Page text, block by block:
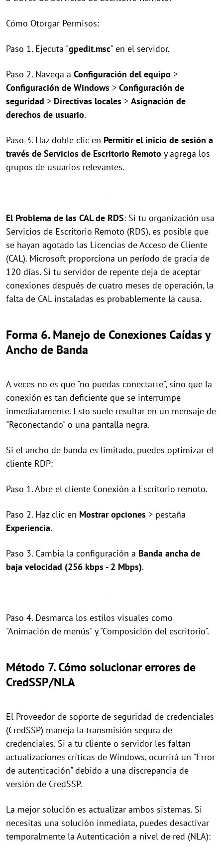
Cómo Otorgar Permisos:
Paso 1. Ejecuta "gpedit.msc" en el servidor.
Paso 2. Navega a Configuración del equipo >
Configuración de Windows > Configuración de
seguridad > Directivas locales > Asignación de
derechos de usuario.
Paso 3. Haz doble clic en Permitir el inicio de sesión a
través de Servicios de Escritorio Remoto y agrega los
grupos de usuarios relevantes.
El Problema de las CAL de RDS: Si tu organización usa
Servicios de Escritorio Remoto (RDS), es posible que
se hayan agotado las Licencias de Acceso de Cliente
(CAL). Microsoft proporciona un período de gracia de
120 días. Si tu servidor de repente deja de aceptar
conexiones después de cuatro meses de operación, la
falta de CAL instaladas es probablemente la causa.
Forma 6. Manejo de Conexiones Caídas y
Ancho de Banda
A veces no es que "no puedas conectarte", sino que la
conexión es tan deficiente que se interrumpe
inmediatamente. Esto suele resultar en un mensaje de
"Reconectando" o una pantalla negra.
Si el ancho de banda es limitado, puedes optimizar el
cliente RDP:
Paso 1. Abre el cliente Conexión a Escritorio remoto.
Paso 2. Haz clic en Mostrar opciones > pestaña
Experiencia.
Paso 3. Cambia la configuración a Banda ancha de
baja velocidad (256 kbps - 2 Mbps).
Paso 4. Desmarca los estilos visuales como
"Animación de menús" y "Composición del escritorio".
Método 7. Cómo solucionar errores de
CredSSP/NLA
El Proveedor de soporte de seguridad de credenciales
(CredSSP) maneja la transmisión segura de
credenciales. Si a tu cliente o servidor les faltan
actualizaciones críticas de Windows, ocurrirá un "Error
de autenticación" debido a una discrepancia de
versión de CredSSP.
La mejor solución es actualizar ambos sistemas. Si
necesitas una solución inmediata, puedes desactivar
temporalmente la Autenticación a nivel de red (NLA):